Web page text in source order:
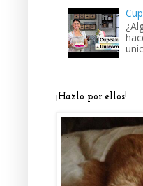
¡Hazlo por ellos!